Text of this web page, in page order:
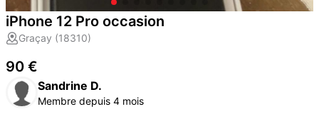
iPhone 12 Pro occasion
Graçay (18310)
90 €
Sandrine D.
Membre depuis 4 mois